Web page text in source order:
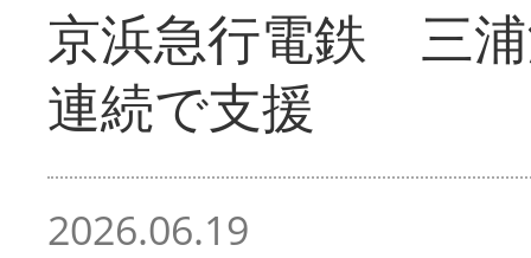
京浜急行電鉄 三
連続で支援
2026.06.19